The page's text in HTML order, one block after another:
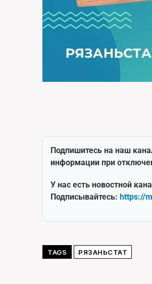
Подпишитесь на наш
информации при
У нас есть новостной
Подписывайтесь: https://
TAGS РЯЗАНЬСТАТ